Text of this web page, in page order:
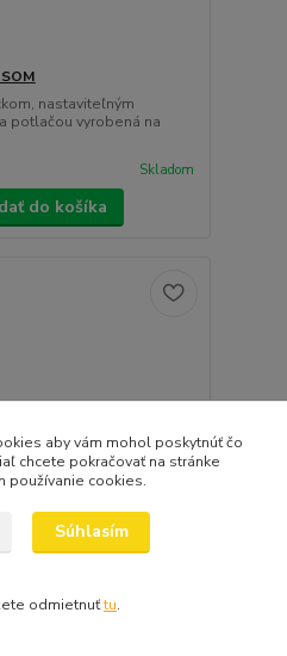
nastaviteľným
potlačou vyrobená na
Skladom
do košíka
aby vám mohol poskytnúť čo
chcete pokračovať na stránke
používanie cookies.
Súhlasím
odmietnuťtu.